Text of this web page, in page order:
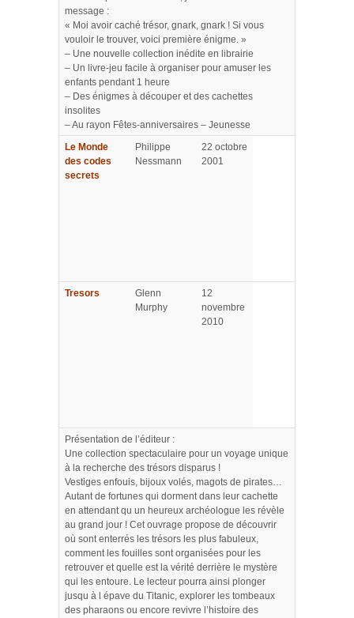
message :
« Moi avoir caché trésor, gnark, gnark ! Si vous
vouloir le trouver, voici première énigme. »
– Une nouvelle collection inédite en librairie
– Un livre-jeu facile à organiser pour amuser les
enfants pendant 1 heure
– Des énigmes à découper et des cachettes
insolites
– Au rayon Fêtes-anniversaires – Jeunesse
Le Monde
des codes
secrets
Philippe
Nessmann
22 octobre
2001
Tresors
Glenn
Murphy
12
novembre
2010
Présentation de l’éditeur :
Une collection spectaculaire pour un voyage unique
à la recherche des trésors disparus !
Vestiges enfouis, bijoux volés, magots de pirates…
Autant de fortunes qui dorment dans leur cachette
en attendant qu un heureux archéologue les révèle
au grand jour ! Cet ouvrage propose de découvrir
où sont enterrés les trésors les plus fabuleux,
comment les fouilles sont organisées pour les
retrouver et quelle est la vérité derrière le mystère
qui les entoure. Le lecteur pourra ainsi plonger
jusqu à l épave du Titanic, explorer les tombeaux
des pharaons ou encore revivre l’histoire des